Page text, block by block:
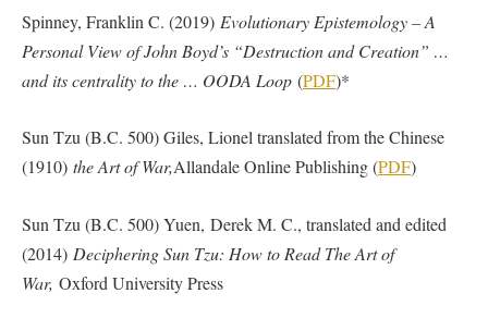
Spinney, Franklin C. (2019) Evolutionary Epistemology – A
Personal View of John Boyd’s “Destruction and Creation” …
and its centrality to the … OODA Loop (PDF)*
Sun Tzu (B.C. 500) Giles, Lionel translated from the Chinese
(1910) the Art of War,Allandale Online Publishing (PDF)
Sun Tzu (B.C. 500) Yuen, Derek M. C., translated and edited
(2014) Deciphering Sun Tzu: How to Read The Art of
War, Oxford University Press